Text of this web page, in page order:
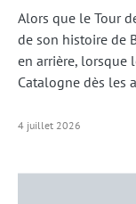
Alors que le Tour
de son histoire de
en arrière, lorsque
Catalogne dès les
4 juillet 2026